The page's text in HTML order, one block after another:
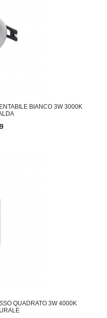
BIANCO 3W 3000K
QUADRATO 3W 4000K